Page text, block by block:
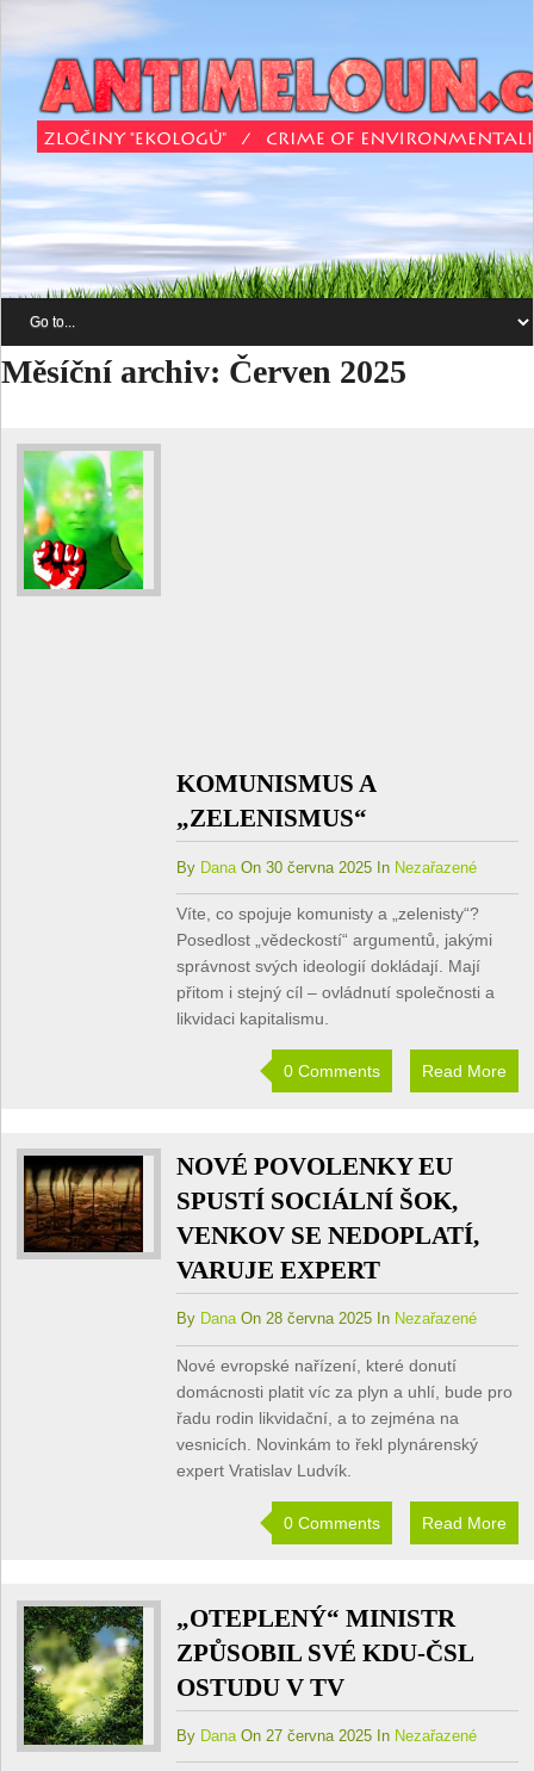
Měsíční archiv: Červen 2025
KOMUNISMUS A
„ZELENISMUS“
By DanaOn 30 června 2025 In Nezařazené
Víte, co spojuje komunisty a „zelenisty“?
Posedlost „vědeckostí“ argumentů, jakými
správnost svých ideologií dokládají. Mají
přitom i stejný cíl – ovládnutí společnosti a
likvidaci kapitalismu.
0 Comments Read More
NOVÉ POVOLENKY EU
SPUSTÍ SOCIÁLNÍ ŠOK,
VENKOV SE NEDOPLATÍ,
VARUJE EXPERT
By DanaOn 28 června 2025 In Nezařazené
Nové evropské nařízení, které donutí
domácnosti platit víc za plyn a uhlí, bude pro
řadu rodin likvidační, a to zejména na
vesnicích. Novinkám to řekl plynárenský
expert Vratislav Ludvík.
0 Comments Read More
„OTEPLENÝ“ MINISTR
ZPŮSOBIL SVÉ KDU-ČSL
OSTUDU V TV
By DanaOn 27 června 2025 In Nezařazené